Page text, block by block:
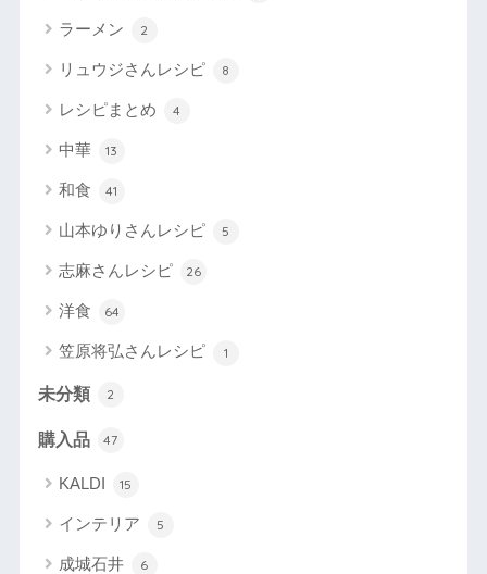
ラーメン 2
リュウジさんレシピ 8
レシピまとめ 4
中華 13
和食 41
山本ゆりさんレシピ 5
志麻さんレシピ 26
洋食 64
笠原将弘さんレシピ 1
未分類 2
購入品 47
KALDI 15
インテリア 5
成城石井 6